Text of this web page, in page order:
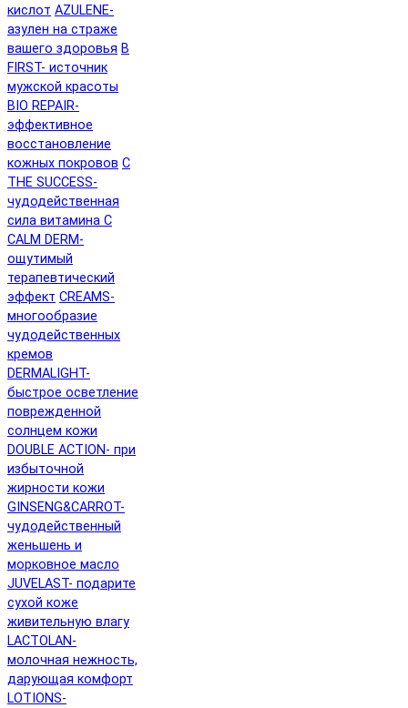
кислот AZULENE-
азулен на страже
вашего здоровья B
FIRST- источник
мужской красоты
BIO REPAIR-
эффективное
восстановление
кожных покровов C
THE SUCCESS-
чудодейственная
сила витамина C
CALM DERM-
ощутимый
терапевтический
эффект CREAMS-
многообразие
чудодейственных
кремов
DERMALIGHT-
быстрое осветление
поврежденной
солнцем кожи
DOUBLE ACTION- при
избыточной
жирности кожи
GINSENG&CARROT-
чудодейственный
женьшень и
морковное масло
JUVELAST- подарите
сухой коже
живительную влагу
LACTOLAN-
молочная нежность,
дарующая комфорт
LOTIONS-